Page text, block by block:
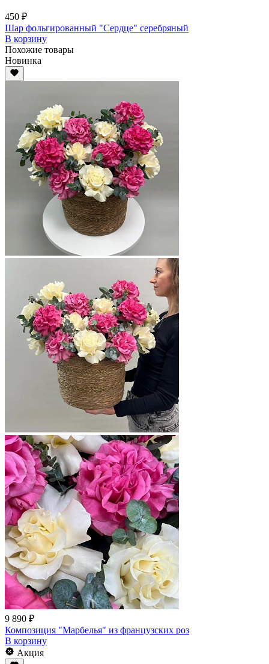
450 ₽
Шар фольгированный "Сердце" серебряный
В корзину
Похожие товары
Новинка
9 890 ₽
Композиция "Марбелья" из французских роз
В корзину
Акция